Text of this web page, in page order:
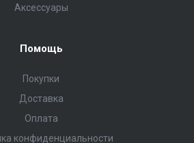
Аксессуары
Помощь
Покупки
Доставка
Оплата
конфиденциальности